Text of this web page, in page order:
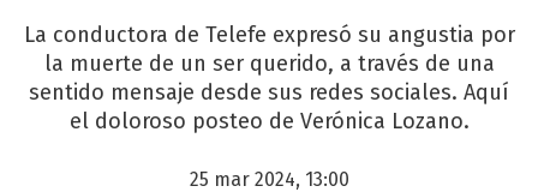
La conductora de Telefe expresó su angustia por
la muerte de un ser querido, a través de una
sentido mensaje desde sus redes sociales. Aquí
el doloroso posteo de Verónica Lozano.
25 mar 2024, 13:00